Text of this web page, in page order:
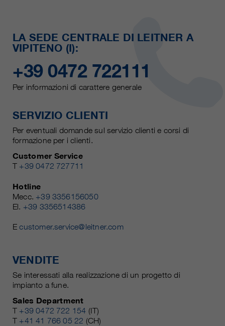
LA SEDE CENTRALE DI LEITNER A
VIPITENO (I):
+39 0472 722111
Per informazioni di carattere generale
SERVIZIO CLIENTI
Per eventuali domande sul servizio clienti e corsi di
formazione per i clienti.
Customer Service
T +39 0472 727711
Hotline
Mecc. +39 3356156050
El. +39 3356514386
Ecustomer.service@leitner.com
VENDITE
Se interessati alla realizzazione di un progetto di
impianto a fune.
Sales Department
T +39 0472 722 154 (IT)
T +41 41 766 05 22 (CH)